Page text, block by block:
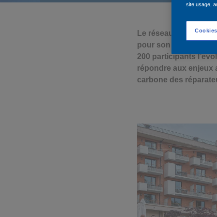
Le réseau Acoat
pour son congrès
200 participants
répondre aux enjeux
carbone des
site usage,